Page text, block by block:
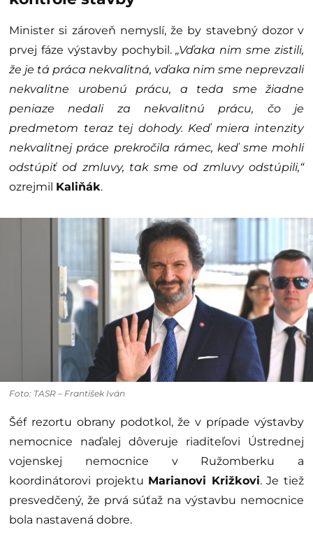
Minister si zároveň nemyslí, že by stavebný dozor v
prvej fáze výstavby pochybil.„Vďaka nim sme zistili,
že je tá práca nekvalitná, vďaka nim sme neprevzali
nekvalitne urobenú prácu, a teda sme žiadne
peniaze nedali za nekvalitnú prácu, čo je
predmetom teraz tej dohody. Keď miera intenzity
nekvalitnej práce prekročila rámec, keď sme mohli
odstúpiť od zmluvy, tak sme od zmluvy odstúpili,“
ozrejmil Kaliňák.
Foto: TASR – František Iván
Šéf rezortu obrany podotkol, že v prípade výstavby
nemocnice naďalej dôveruje riaditeľovi Ústrednej
vojenskej nemocnice v Ružomberku a
koordinátorovi projektu Marianovi Križkovi. Je tiež
presvedčený, že prvá súťaž na výstavbu nemocnice
bola nastavená dobre.